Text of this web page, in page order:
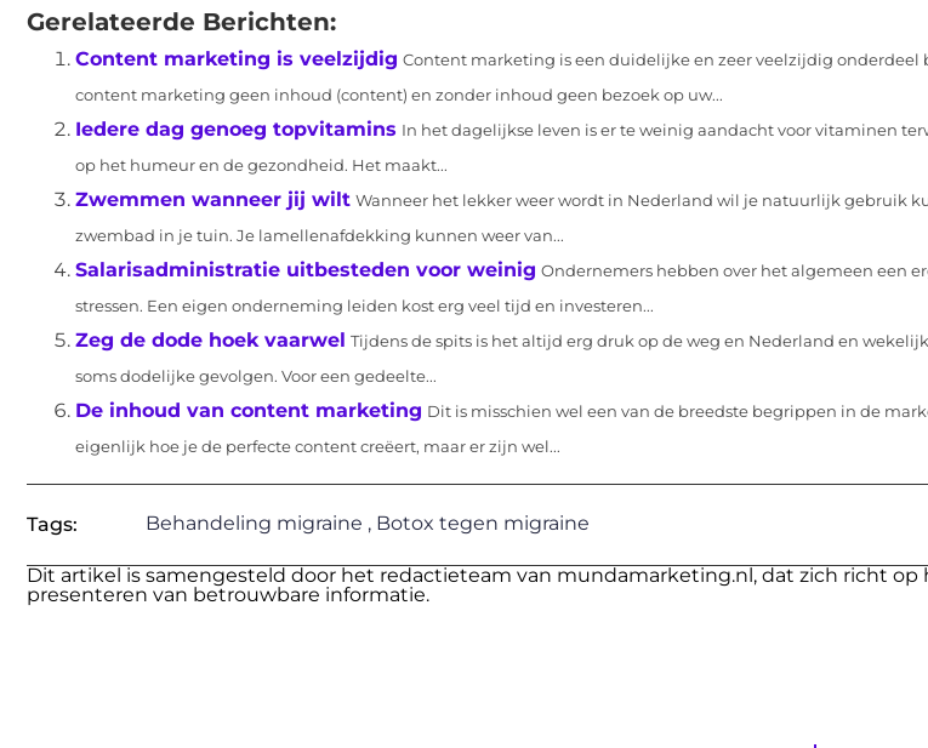
Gerelateerde Berichten:
Content marketing is veelzijdig Content marketing is een duidelijke en zeer veelzijdig
content marketing geen inhoud (content) en zonder inhoud geen bezoek op uw...
Iedere dag genoeg topvitamins In het dagelijkse leven is er te weinig aandacht voor vitaminen
op het humeur en de gezondheid. Het maakt...
Zwemmen wanneer jij wilt Wanneer het lekker weer wordt in Nederland wil je natuurlijk gebruik
zwembad in je tuin. Je lamellenafdekking kunnen weer van...
Salarisadministratie uitbesteden voor weinig Ondernemers hebben over het algemeen een
stressen. Een eigen onderneming leiden kost erg veel tijd en investeren...
Zeg de dode hoek vaarwel Tijdens de spits is het altijd erg druk op de weg en Nederland en
soms dodelijke gevolgen. Voor een gedeelte...
De inhoud van content marketing Dit is misschien wel een van de breedste begrippen in de
eigenlijk hoe je de perfecte content creëert, maar er zijn wel...
Tags: Behandeling migraine , Botox tegen migraine
Dit artikel is samengesteld door het redactieteam van mundamarketing.nl, dat zich richt op
presenteren van betrouwbare informatie.